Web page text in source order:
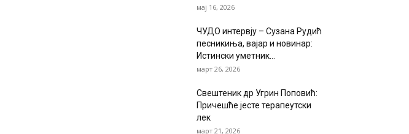
мај 16, 2026
ЧУДО интервју – Сузана Рудић
песникиња, вајар и новинар:
Истински уметник...
март 26, 2026
Свештеник др Угрин Поповић:
Причешће јесте терапеутски
лек
март 21, 2026